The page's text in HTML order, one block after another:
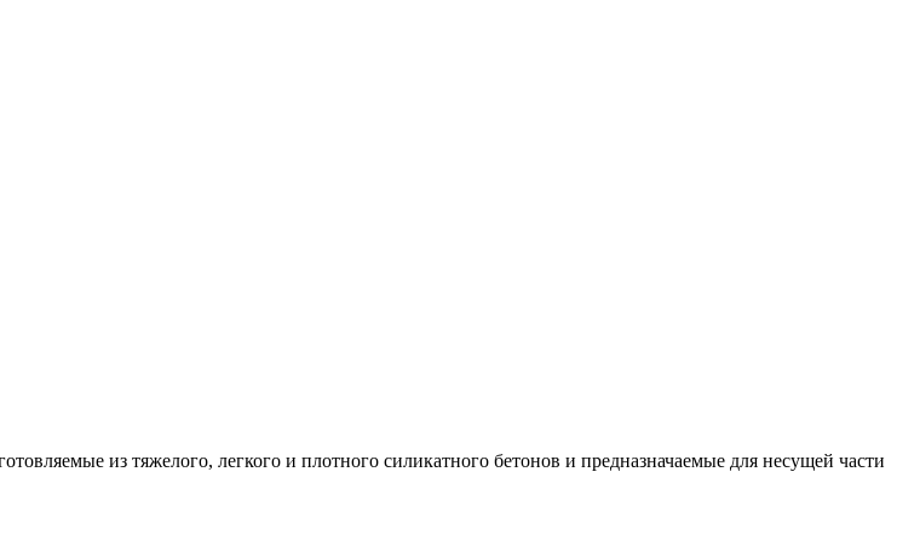
из тяжелого, легкого и плотного силикатного бетонов и предназначаемые для несущей части